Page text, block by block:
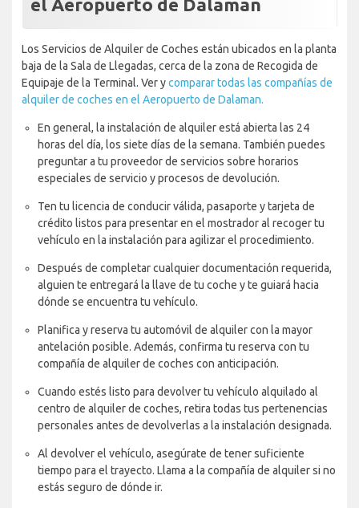
el Aeropuerto de Dalaman
Los Servicios de Alquiler de Coches están ubicados en la planta
baja de la Sala de Llegadas, cerca de la zona de Recogida de
Equipaje de la Terminal. Ver ycomparar todas las compañías de
alquiler de coches en el Aeropuerto de Dalaman.
En general, la instalación de alquiler está abierta las 24
horas del día, los siete días de la semana. También puedes
preguntar a tu proveedor de servicios sobre horarios
especiales de servicio y procesos de devolución.
Ten tu licencia de conducir válida, pasaporte y tarjeta de
crédito listos para presentar en el mostrador al recoger tu
vehículo en la instalación para agilizar el procedimiento.
Después de completar cualquier documentación requerida,
alguien te entregará la llave de tu coche y te guiará hacia
dónde se encuentra tu vehículo.
Planifica y reserva tu automóvil de alquiler con la mayor
antelación posible. Además, confirma tu reserva con tu
compañía de alquiler de coches con anticipación.
Cuando estés listo para devolver tu vehículo alquilado al
centro de alquiler de coches, retira todas tus pertenencias
personales antes de devolverlas a la instalación designada.
Al devolver el vehículo, asegúrate de tener suficiente
tiempo para el trayecto. Llama a la compañía de alquiler si no
estás seguro de dónde ir.